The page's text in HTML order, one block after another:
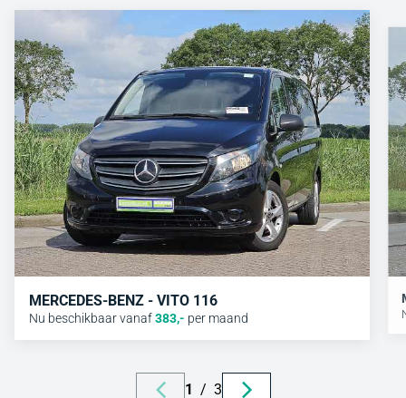
MERCEDES-BENZ - VITO 116
Nu beschikbaar vanaf383,- per maand
1 / 3